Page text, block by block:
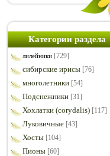
Категории раздела
лилейники [729]
сибирские ирисы [76]
многолетники [54]
Подснежники [31]
Хохлатки (corydalis) [117]
Луковичные [43]
Хосты [104]
Пионы [60]